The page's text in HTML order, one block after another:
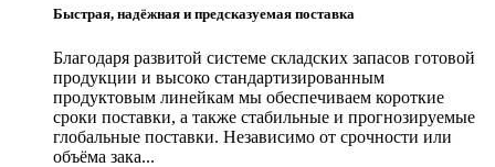
Быстрая, надёжная и предсказуемая поставка
Благодаря развитой системе складских запасов готовой
продукции и высоко стандартизированным
продуктовым линейкам мы обеспечиваем короткие
сроки поставки, а также стабильные и прогнозируемые
глобальные поставки. Независимо от срочности или
объёма зака...